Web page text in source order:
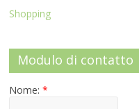
Shopping
Modulo di contatto
Nome:*